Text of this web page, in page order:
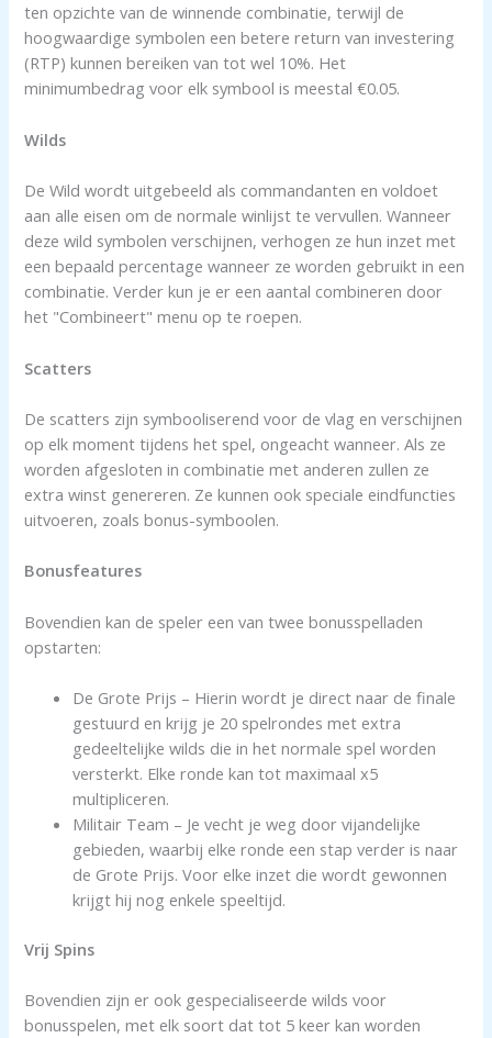
ten opzichte van de winnende combinatie, terwijl de
hoogwaardige symbolen een betere return van investering
(RTP) kunnen bereiken van tot wel 10%. Het
minimumbedrag voor elk symbool is meestal €0.05.
Wilds
De Wild wordt uitgebeeld als commandanten en voldoet
aan alle eisen om de normale winlijst te vervullen. Wanneer
deze wild symbolen verschijnen, verhogen ze hun inzet met
een bepaald percentage wanneer ze worden gebruikt in een
combinatie. Verder kun je er een aantal combineren door
het "Combineert" menu op te roepen.
Scatters
De scatters zijn symbooliserend voor de vlag en verschijnen
op elk moment tijdens het spel, ongeacht wanneer. Als ze
worden afgesloten in combinatie met anderen zullen ze
extra winst genereren. Ze kunnen ook speciale eindfuncties
uitvoeren, zoals bonus-symboolen.
Bonusfeatures
Bovendien kan de speler een van twee bonusspelladen
opstarten:
De Grote Prijs – Hierin wordt je direct naar de finale
gestuurd en krijg je 20 spelrondes met extra
gedeeltelijke wilds die in het normale spel worden
versterkt. Elke ronde kan tot maximaal x5
multipliceren.
Militair Team – Je vecht je weg door vijandelijke
gebieden, waarbij elke ronde een stap verder is naar
de Grote Prijs. Voor elke inzet die wordt gewonnen
krijgt hij nog enkele speeltijd.
Vrij Spins
Bovendien zijn er ook gespecialiseerde wilds voor
bonusspelen, met elk soort dat tot 5 keer kan worden